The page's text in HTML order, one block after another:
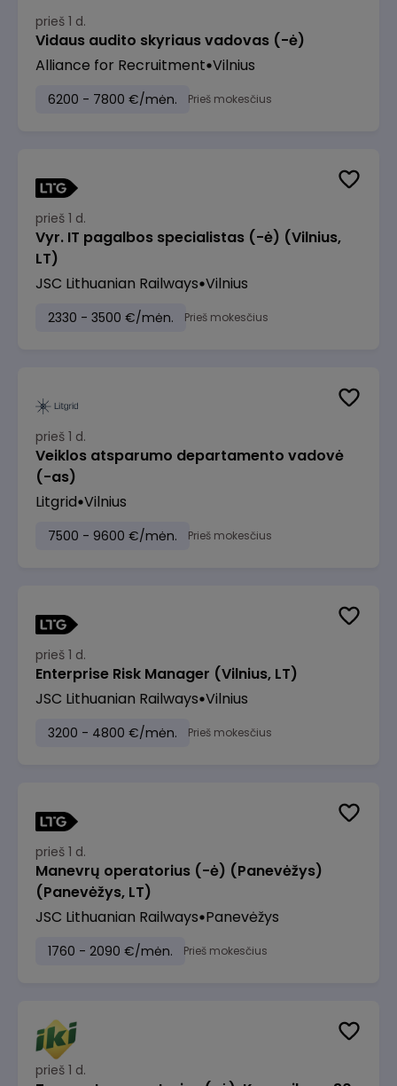
prieš 1 d.
Vidaus audito skyriaus vadovas (-ė)
Alliance for Recruitment Vilnius
6200 - 7800 €/mėn. Prieš mokesčius
prieš 1 d.
Vyr. IT pagalbos specialistas (-ė) (Vilnius,
LT)
JSC Lithuanian Railways Vilnius
2330 - 3500 €/mėn. Prieš mokesčius
prieš 1 d.
Veiklos atsparumo departamento vadovė
(-as)
Litgrid Vilnius
7500 - 9600 €/mėn. Prieš mokesčius
prieš 1 d.
Enterprise Risk Manager (Vilnius, LT)
JSC Lithuanian Railways Vilnius
3200 - 4800 €/mėn. Prieš mokesčius
prieš 1 d.
Manevrų operatorius (-ė) (Panevėžys)
(Panevėžys, LT)
JSC Lithuanian Railways Panevėžys
1760 - 2090 €/mėn. Prieš mokesčius
prieš 1 d.